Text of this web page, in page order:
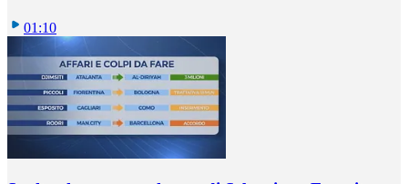
01:10